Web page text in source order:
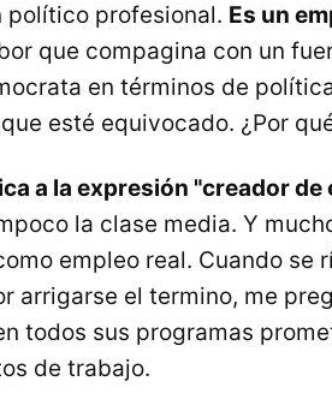
político profesional. Es un
que compagina con un
en términos de
esté equivocado. ¿Por
a la expresión "creador de
la clase media. Y
empleo real. Cuando se
arrigarse el termino, me
todos sus programas
de trabajo.